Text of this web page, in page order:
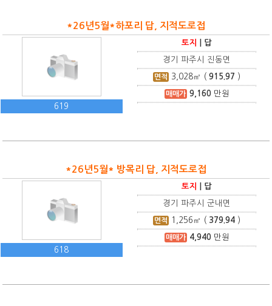
*26년5월*하포리 답, 지적도로접
619
토지 답
경기 파주시 진동면
면적 3,028㎡ (915.97 )
매매가 9,160만원
*26년5월* 방목리 답, 지적도로접
618
토지 답
경기 파주시 군내면
면적 1,256 ㎡ ( 379.94 )
매매가 4,940만원